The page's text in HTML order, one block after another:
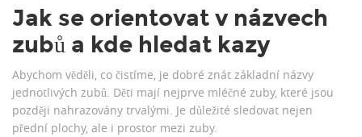
Jak se orientovat v názvech
zubů a kde hledat kazy
Abychom věděli, co čistíme, je dobré znát základní názvy
jednotlivých zubů. Děti mají nejprve mléčné zuby, které jsou
později nahrazovány trvalými. Je důležité sledovat nejen
přední plochy, ale i prostor mezi zuby.